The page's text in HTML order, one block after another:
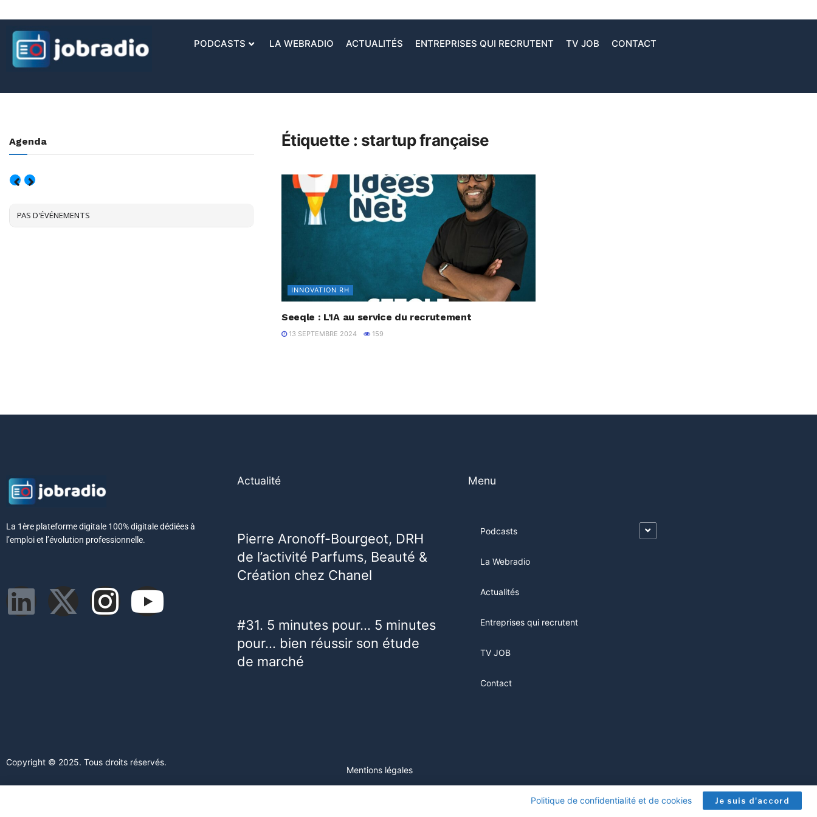
PODCASTS LA WEBRADIO ACTUALITÉS ENTREPRISES QUI RECRUTENT TV JOB CONTACT
Étiquette : startup française
INNOVATION RH
Seeqle : L’IA au service du recrutement
13 SEPTEMBRE 2024 159
Agenda
PAS D'ÉVÉNEMENTS
Politique de confidentialité et de cookies Je suis d'accord
La 1ère plateforme digitale 100% digitale dédiées à
l’emploi et l’évolution professionnelle.
Actualité
Pierre Aronoff-Bourgeot, DRH
de l’activité Parfums, Beauté &
Création chez Chanel
#31. 5 minutes pour… 5 minutes
pour… bien réussir son étude
de marché
Menu
Podcasts
La Webradio
Actualités
Entreprises qui recrutent
TV JOB
Contact
Copyright © 2025. Tous droits réservés.
Mentions légales